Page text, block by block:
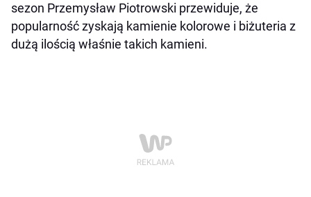
sezon Przemysław Piotrowski przewiduje, że
popularność zyskają kamienie kolorowe i biżuteria z
dużą ilością właśnie takich kamieni.